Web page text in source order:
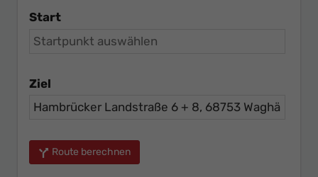
Start
Ziel
Route berechnen